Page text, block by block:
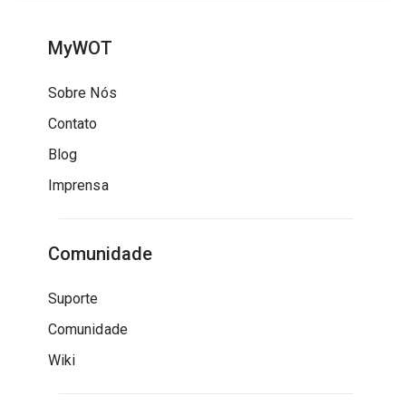
MyWOT
Sobre Nós
Contato
Blog
Imprensa
Comunidade
Suporte
Comunidade
Wiki